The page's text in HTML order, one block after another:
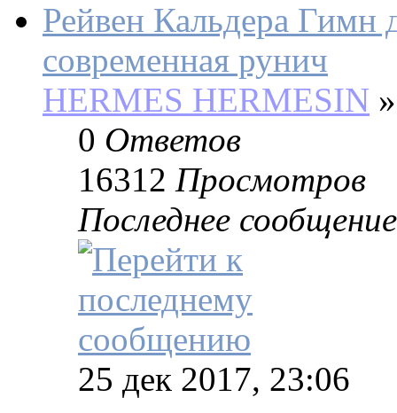
Рейвен Кальдера Гимн
современная рунич
HERMES HERMESIN »
0 Ответов
16312 Просмотров
Последнее сообщение
25 дек 2017, 23:06